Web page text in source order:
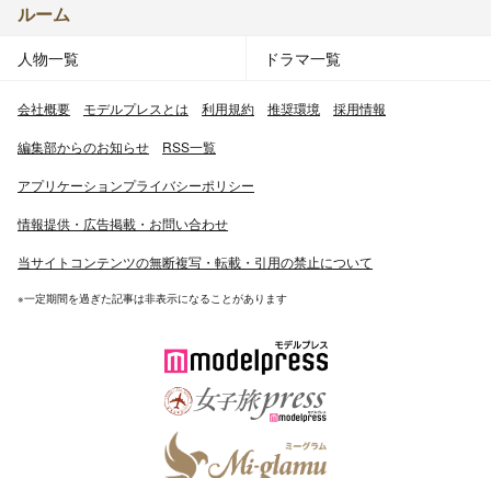
ルーム
人物一覧 ドラマ一覧
会社概要 モデルプレスとは 利用規約 推奨環境 採用情報
編集部からのお知らせ RSS一覧
アプリケーションプライバシーポリシー
情報提供・広告掲載・お問い合わせ
当サイトコンテンツの無断複写・転載・引用の禁止について
※一定期間を過ぎた記事は非表示になることがあります